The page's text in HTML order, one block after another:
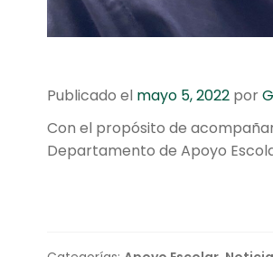
Publicado el mayo 5, 2022 por
Con el propósito de
Departamento de Apoyo